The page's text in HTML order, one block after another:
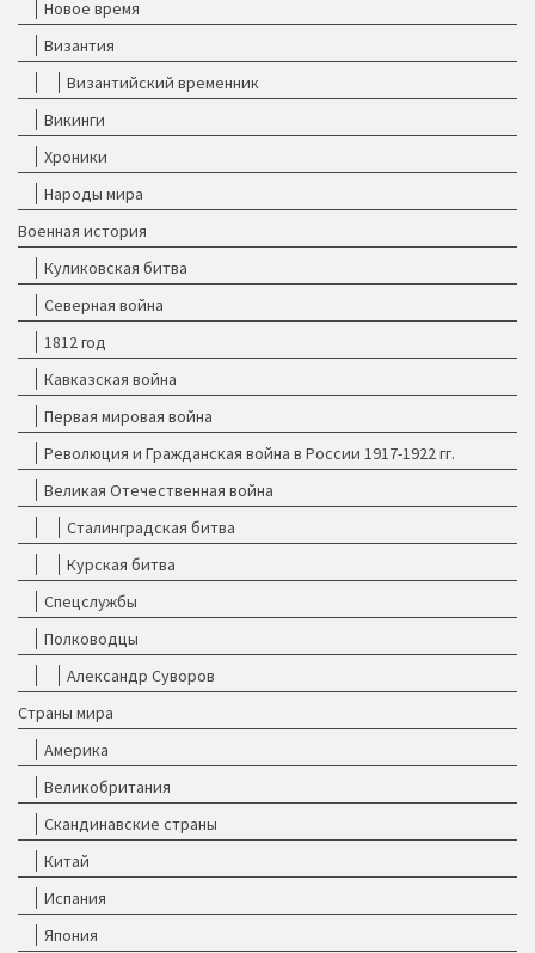
Новое время
Византия
Византийский временник
Викинги
Хроники
Народы мира
Военная история
Куликовская битва
Северная война
1812 год
Кавказская война
Первая мировая война
Революция и Гражданская война в России 1917-1922 гг.
Великая Отечественная война
Сталинградская битва
Курская битва
Спецслужбы
Полководцы
Александр Суворов
Страны мира
Америка
Великобритания
Скандинавские страны
Китай
Испания
Япония